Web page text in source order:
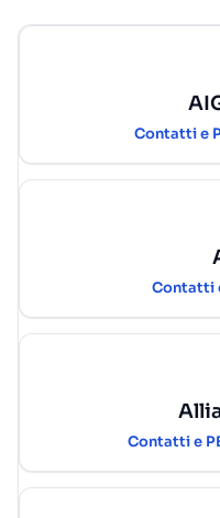
Contatti e
Contatti
Contatti e